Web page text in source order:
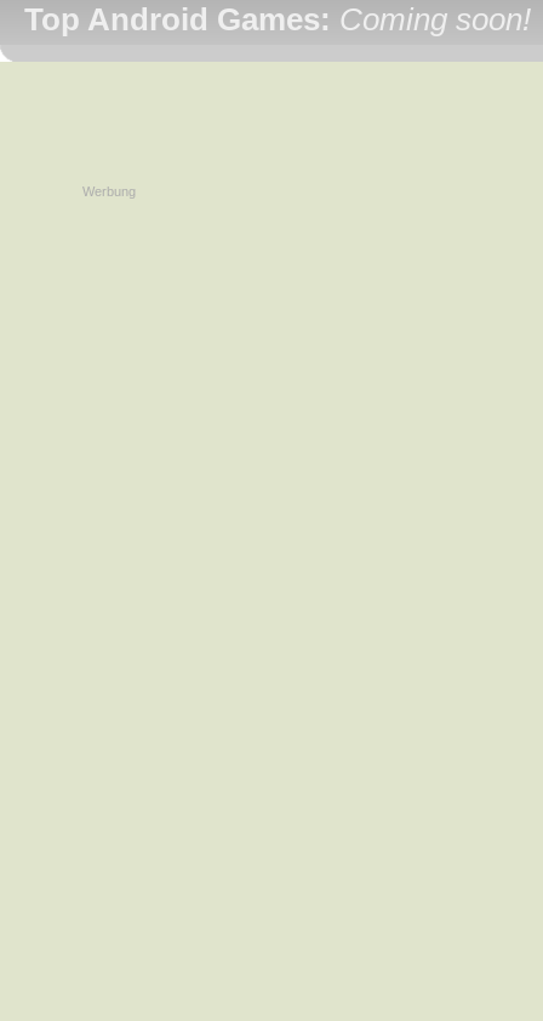
Top Android Games: Coming soon!
Werbung